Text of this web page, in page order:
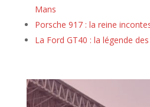
Mans
Porsche 917 : la reine
La Ford GT40 : la légende